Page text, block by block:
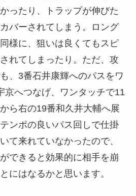
ったり、トラップが伸びた
バーされてしまう。ロング
様に、狙いは良くてもスピ
れてしまったり。ただ、攻
、3番石井康輝へのパスをワ
京へつなげ、ワンタッチで11
ら右の19番和久井大輔へ展
ンポの良いパス回しで仕掛
て来れていなかったので、
できると効果的に相手を崩
にはなるかと思います。